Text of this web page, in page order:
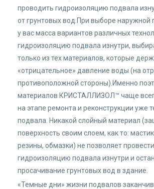
проводить гидроизоляцию подвала
от грунтовых вод.При выборе наружной
у вас масса вариантов различных
гидроизоляцию подвала изнутри,
только из тех материалов, которые
«отрицательное» давление воды (на
противоположной стороны).Именно
материалов КРИСТАЛЛИЗОЛ™ чаще
на этапе ремонта и реконструкции уже
подвала. Никакой слойный материал
поверхность своим слоем, как то:
резины, обмазки) не позволяет провести
гидроизоляцию подвала изнутри и
просачивание грунтовых вод в здание.
«Темные дни» жизни подвалов